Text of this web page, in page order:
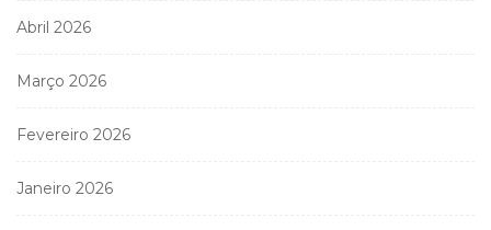
Abril 2026
Março 2026
Fevereiro 2026
Janeiro 2026